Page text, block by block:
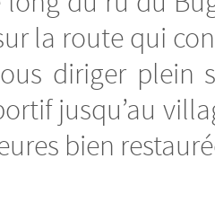
la route qui
diriger plein
jusqu’au
bien